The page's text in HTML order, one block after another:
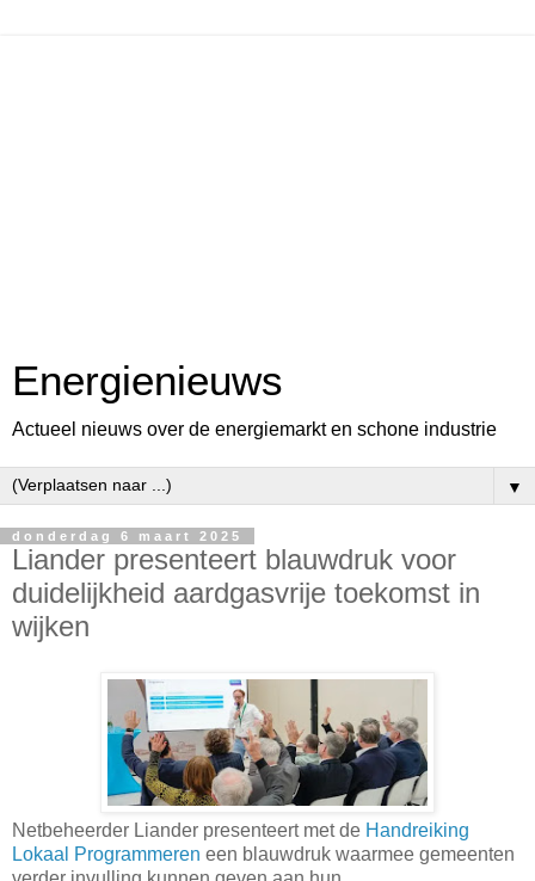
Energienieuws
Actueel nieuws over de energiemarkt en schone industrie
▼
donderdag 6 maart 2025
Liander presenteert blauwdruk voor
duidelijkheid aardgasvrije toekomst in
wijken
Netbeheerder Liander presenteert met de Handreiking
Lokaal Programmeren een blauwdruk waarmee gemeenten